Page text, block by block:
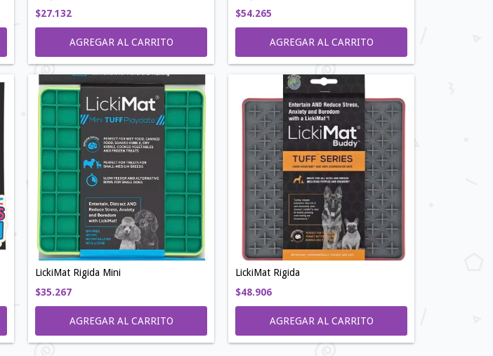
$27.132
$54.265
LickiMat Rigida Mini
$35.267
LickiMat Rigida
$48.906
AGREGAR AL CARRITO